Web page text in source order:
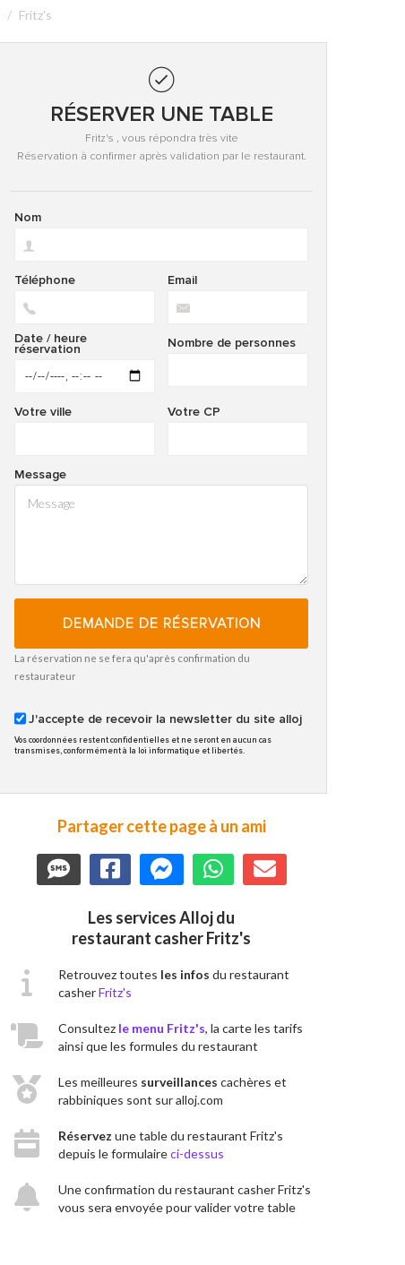
Fritz's
RÉSERVER UNE TABLE
Fritz's , vous répondra très vite
Réservation à confirmer après validation par le restaurant.
Nom
Email
Téléphone
Nombre de personnes
Date / heure
réservation
Votre CP
Votre ville
Message
DEMANDE DE RÉSERVATION
La réservation ne se fera qu'après confirmation du
restaurateur
J'accepte de recevoir la newsletter du site alloj
Vos coordonnées restent confidentielles et ne seront en aucun cas
transmises, conformément à la loi informatique et libertés.
Partager cette page à un ami
Les services Alloj du
restaurant casher Fritz's
Retrouvez toutes les infos du restaurant
casherFritz's
Consultez le menu Fritz's, la carte les tarifs
ainsi que les formules du restaurant
Les meilleures surveillances cachères et
rabbiniques sont sur alloj.com
Réservez une table du restaurant Fritz's
depuis le formulaireci-dessus
Une confirmation du restaurant casher Fritz's
vous sera envoyée pour valider votre table